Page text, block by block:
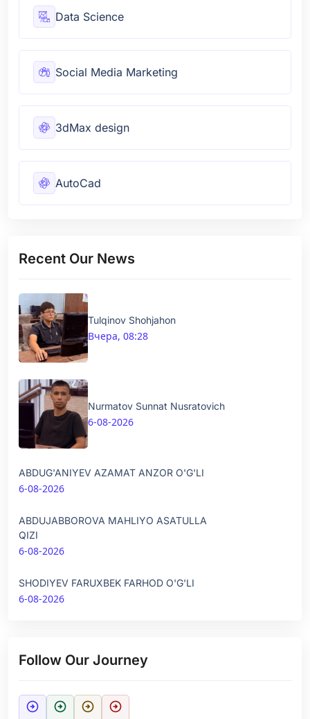
Data Science
Social Media Marketing
3dMax design
AutoCad
Recent Our News
Tulqinov Shohjahon
Вчера, 08:28
Nurmatov Sunnat Nusratovich
6-08-2026
ABDUG'ANIYEV AZAMAT ANZOR O'G'LI
6-08-2026
ABDUJABBOROVA MAHLIYO ASATULLA
QIZI
6-08-2026
SHODIYEV FARUXBEK FARHOD O'G'LI
6-08-2026
Follow Our Journey
arrow_circle_right arrow_circle_right arrow_circle_right arrow_circle_right